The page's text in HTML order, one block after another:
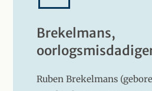
Brekelmans,
Ruben Brekelmans